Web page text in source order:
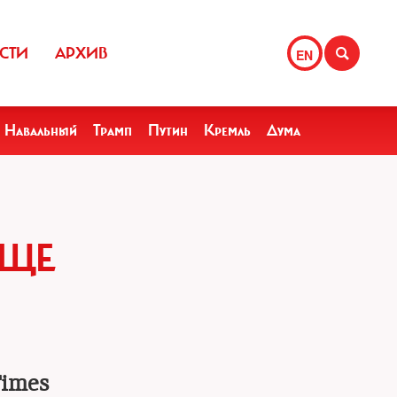
EN
АРХИВ
Навальный Трамп Путин Кремль Дума